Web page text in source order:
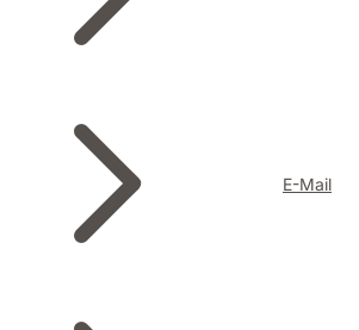
E-Mail